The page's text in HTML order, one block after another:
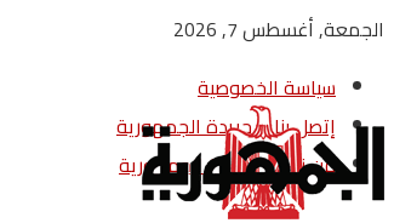
الجمعة, أغسطس 7, 2026
سياسة الخصوصية
إتصل بنا – جريدة الجمهورية
من نحن – جريدة الجمهورية